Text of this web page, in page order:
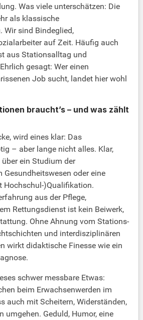
Was viele unterschätzen: Die
als klassische
Wir sind Bindeglied,
auf Zeit. Häufig auch
aus Stationsalltag und
gesagt: Wer einen
Job sucht, landet hier wohl
braucht’s – und was zählt
wird eines klar: Das
– aber lange nicht alles. Klar,
ein Studium der
oder eine
Hochschul-)Qualifikation.
aus der Pflege,
Rettungsdienst ist kein Beiwerk,
Ohne Ahnung vom Stations-
und interdisziplinären
wirkt didaktische Finesse wie ein
schwer messbare Etwas:
beim Erwachsenwerden im
auch mit Scheitern, Widerständen,
umgehen. Geduld, Humor, eine